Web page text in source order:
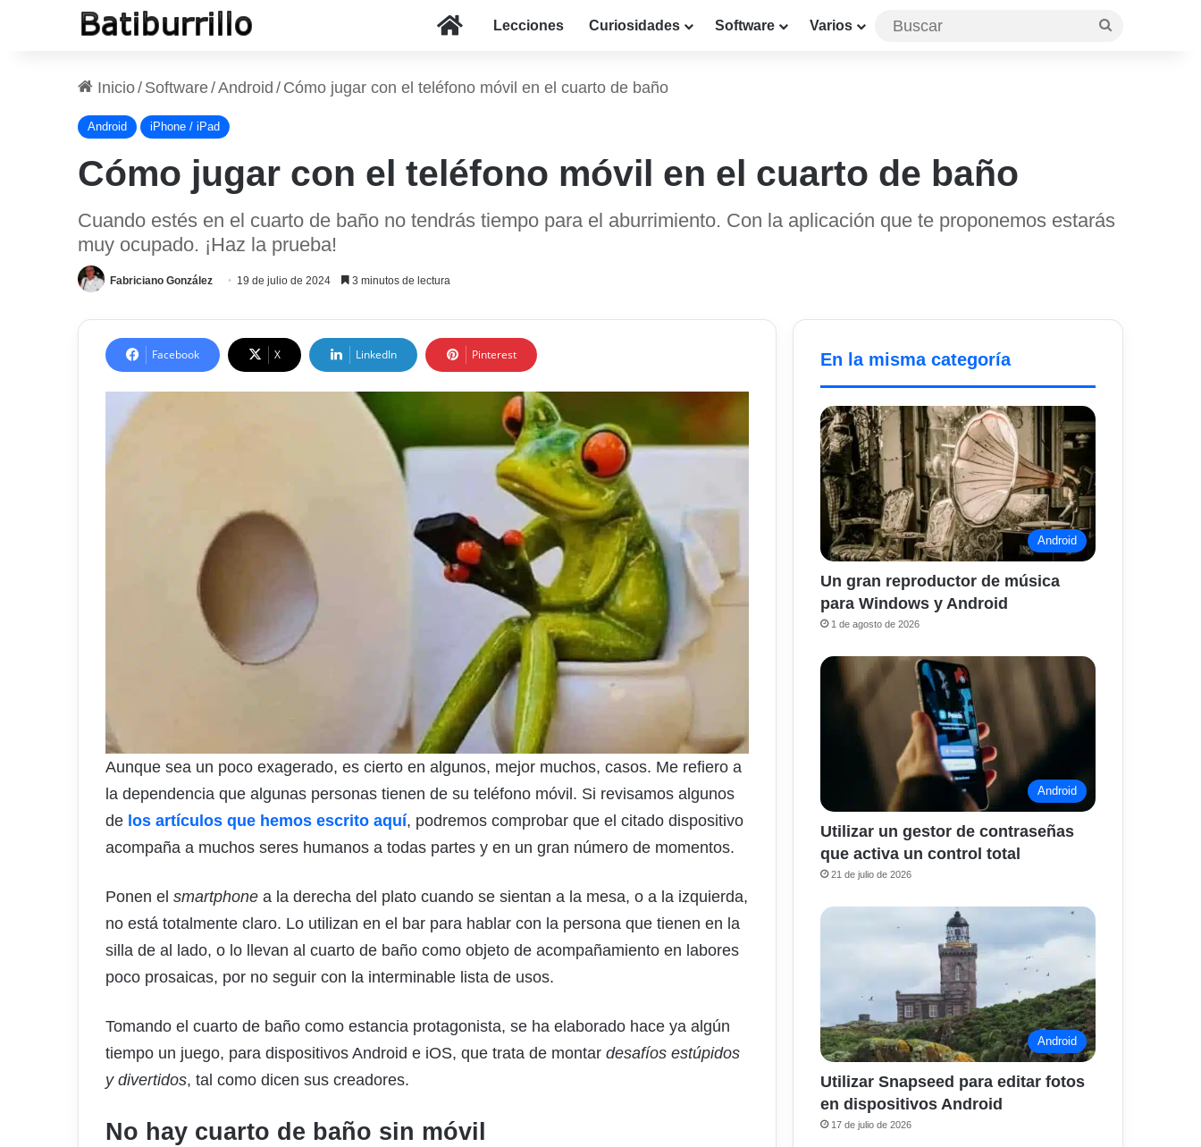
InicioLecciones Curiosidades Software Varios
Inicio/ Software/Android / Cómo jugar con el teléfono móvil en el cuarto de baño
Android iPhone / iPad
Cómo jugar con el teléfono móvil en el cuarto de baño
Cuando estés en el cuarto de baño no tendrás tiempo para el aburrimiento. Con la aplicación que te proponemos estarás
muy ocupado. ¡Haz la prueba!
Fabriciano González 19 de julio de 2024 3 minutos de lectura
Facebook X LinkedIn Pinterest
Aunque sea un poco exagerado, es cierto en algunos, mejor muchos, casos. Me refiero a
la dependencia que algunas personas tienen de su teléfono móvil. Si revisamos algunos
de los artículos que hemos escrito aquí, podremos comprobar que el citado dispositivo
acompaña a muchos seres humanos a todas partes y en un gran número de momentos.
Ponen el smartphone a la derecha del plato cuando se sientan a la mesa, o a la izquierda,
no está totalmente claro. Lo utilizan en el bar para hablar con la persona que tienen en la
silla de al lado, o lo llevan al cuarto de baño como objeto de acompañamiento en labores
poco prosaicas, por no seguir con la interminable lista de usos.
Tomando el cuarto de baño como estancia protagonista, se ha elaborado hace ya algún
tiempo un juego, para dispositivos Android e iOS, que trata de montar desafíos estúpidos
y divertidos, tal como dicen sus creadores.
No hay cuarto de baño sin móvil
En la misma categoría
Android
Un gran reproductor de música
para Windows y Android
1 de agosto de 2026
Android
Utilizar un gestor de contraseñas
que activa un control total
21 de julio de 2026
Android
Utilizar Snapseed para editar fotos
en dispositivos Android
17 de julio de 2026